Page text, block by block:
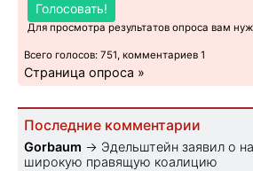
Голосовать!
Для просмотра результатов опроса вам
Всего голосов: 751, комментариев 1
Страница опроса »
Последние комментарии
Gorbaum → Эдельштейн заявил о
широкую правящую коалицию